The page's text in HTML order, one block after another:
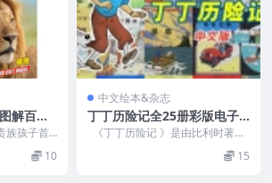
解百科
族孩子首
，每5年更
10
中文绘本&杂志
丁丁历险记全25册彩版电子
书中文版（PDF）
《丁丁历险记 》是由比利时著名
漫画大师埃尔热倾其毕生心血，精
15